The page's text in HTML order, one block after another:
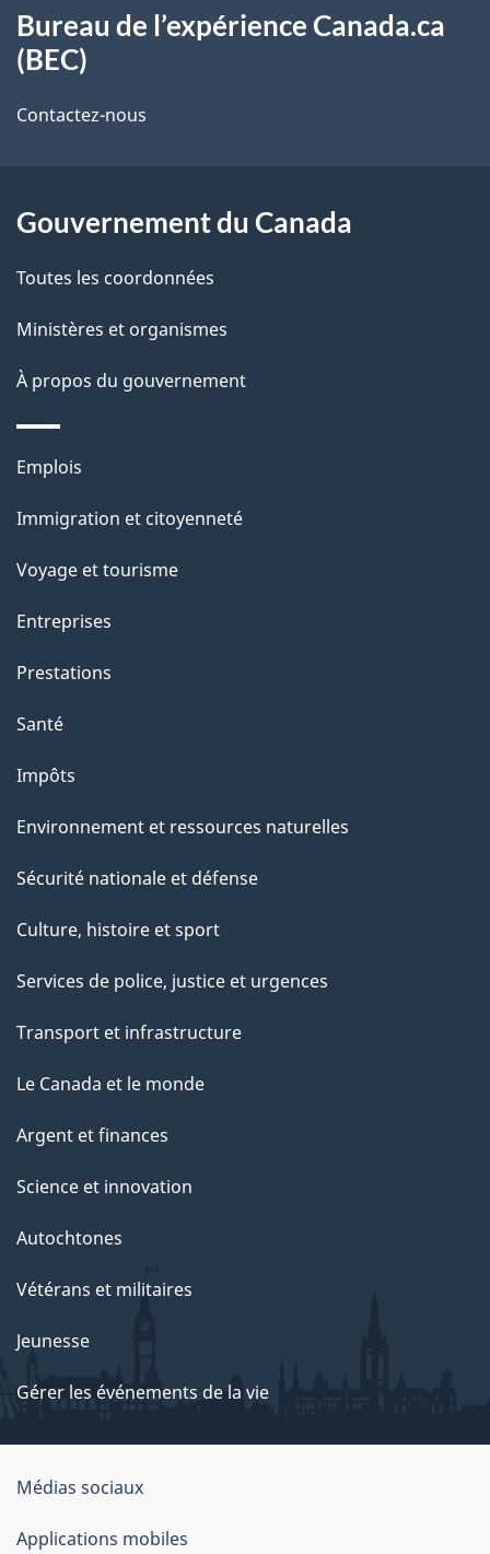
d
e
a
a
g
e
o
t
e
t
o
a
t
i
o
s
u
c
e
t
e
a
g
propos
de
ce
Bureau de l’expérience Canada.ca
(BEC)
Contactez-nous
Gouvernement du Canada
Toutes les coordonnées
Ministères et organismes
À propos du gouvernement
Thèmes
sujets
Emplois
Immigration et citoyenneté
Voyage et tourisme
Entreprises
Prestations
Santé
Impôts
Environnement et ressources naturelles
Sécurité nationale et défense
Culture, histoire et sport
Services de police, justice et urgences
Transport et infrastructure
Le Canada et le monde
Argent et finances
Science et innovation
Autochtones
Vétérans et militaires
Jeunesse
Gérer les événements de la vie
Organisation
du
Médias sociaux
Applications mobiles